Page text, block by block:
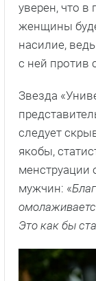
уверен, что в
женщины
насилие,
с ней против
Звезда
следует
якобы,
менструации
мужчин: «
Это как бы